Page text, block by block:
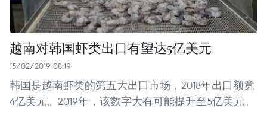
越南对韩国虾类出口有望达5亿美元
15/02/2019 08:19
韩国是越南虾类的第五大出口市场，2018年出口额竟
4亿美元。2019年，该数字大有可能提升至5亿美元。